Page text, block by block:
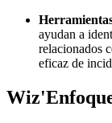
ayudan a
relacionados
eficaz de